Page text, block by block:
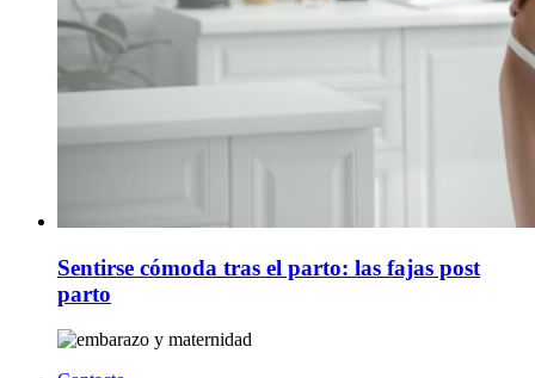
Sentirse cómoda tras el parto: las fajas post
parto